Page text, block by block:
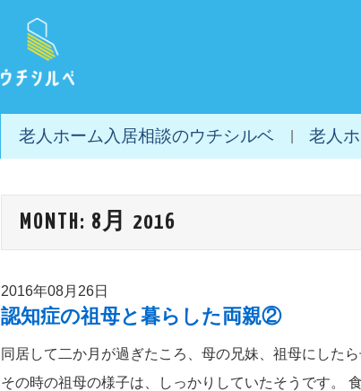
老人ホーム入居相談のウチシルベ 老人
MONTH: 8月 2016
2016年08月26日
認知症の祖母と暮らした両親②
同居して二か月が過ぎたころ、母の兄妹、祖母にした
その時の祖母の様子は、しっかりしていたそうです。